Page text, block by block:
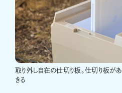
取り外し自在の仕切り板。仕切り板が
きる